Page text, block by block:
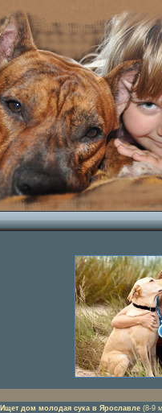
Ищет дом молодая сука в Ярославле (8-9